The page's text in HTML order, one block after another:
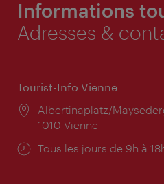
Informations
Adresses &
Tourist-Info Vienne
Lieu:
Albertinaplatz/
1010 Vienne
Horaires
Tous les jours de 9h à